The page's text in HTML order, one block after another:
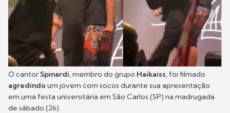
O cantorSpinardi, membro do grupo Haikaiss, foi filmado
agredindo um jovem com socos durante sua apresentação
em uma festa universitária em São Carlos (SP) na madrugada
de sábado (26).